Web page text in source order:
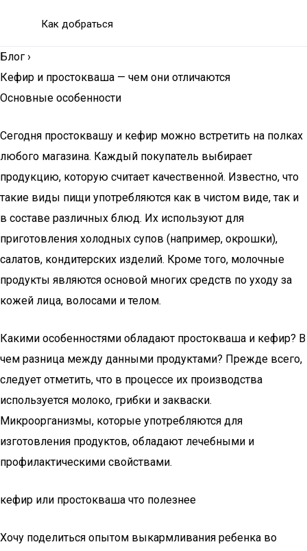
Как добраться
Блог ›
Кефир и простокваша — чем они отличаются
Основные особенности
Сегодня простоквашу и кефир можно встретить на полках
любого магазина. Каждый покупатель выбирает
продукцию, которую считает качественной. Известно, что
такие виды пищи употребляются как в чистом виде, так и
в составе различных блюд. Их используют для
приготовления холодных супов (например, окрошки),
салатов, кондитерских изделий. Кроме того, молочные
продукты являются основой многих средств по уходу за
кожей лица, волосами и телом.
Какими особенностями обладают простокваша и кефир? В
чем разница между данными продуктами? Прежде всего,
следует отметить, что в процессе их производства
используется молоко, грибки и закваски.
Микроорганизмы, которые употребляются для
изготовления продуктов, обладают лечебными и
профилактическими свойствами.
кефир или простокваша что полезнее
Хочу поделиться опытом выкармливания ребенка во